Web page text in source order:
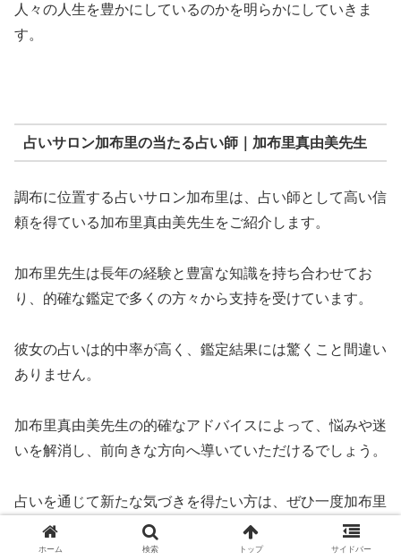
人々の人生を豊かにしているのかを明らかにしていきま
す。
占いサロン加布里の当たる占い師｜加布里真由美先生
調布に位置する占いサロン加布里は、占い師として高い信
頼を得ている加布里真由美先生をご紹介します。
加布里先生は長年の経験と豊富な知識を持ち合わせてお
り、的確な鑑定で多くの方々から支持を受けています。
彼女の占いは的中率が高く、鑑定結果には驚くこと間違い
ありません。
加布里真由美先生の的確なアドバイスによって、悩みや迷
いを解消し、前向きな方向へ導いていただけるでしょう。
占いを通じて新たな気づきを得たい方は、ぜひ一度加布里
真由美先生にご相談してみてはいかがでしょうか。
ホーム 検索 トップ サイドバー